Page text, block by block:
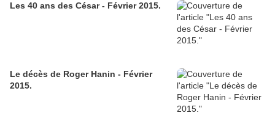
Les 40 ans des César - Février 2015.
Le décès de Roger Hanin - Février
2015.